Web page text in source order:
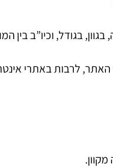
בגודל, וכיו”ב בין
לרבות באתרי